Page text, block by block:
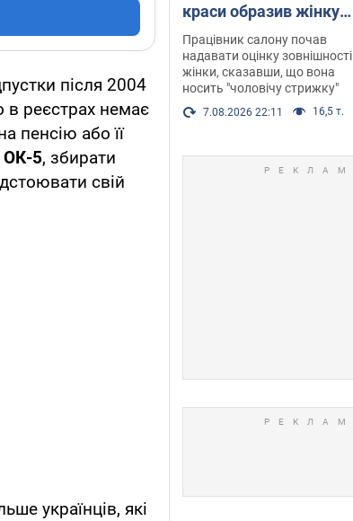
після 2004
в реєстрах немає
пенсію або її
ОК-5, збирати
свій
українців, які
краси образив жінку
після хімієтерапії,
розгорівся скандал.
Фото
Працівник салону почав
надавати оцінку зовнішності
жінки, сказавши, що вона
носить "чоловічу стрижку"
7.08.2026 22:11 16,5 т.